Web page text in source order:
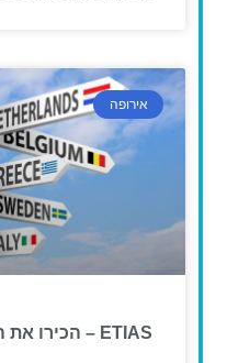
אירופה
ETIAS – הכירו את הויזה החדשה לאירופה